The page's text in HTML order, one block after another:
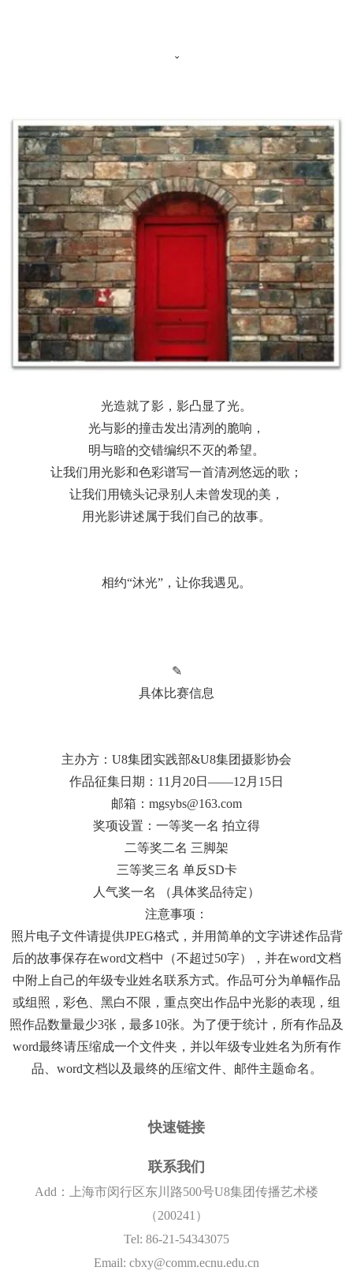
ˇ
光造就了影，影凸显了光。
光与影的撞击发出清冽的脆响，
明与暗的交错编织不灭的希望。
让我们用光影和色彩谱写一首清冽悠远的歌；
让我们用镜头记录别人未曾发现的美，
用光影讲述属于我们自己的故事。
相约“沐光”，让你我遇见。
✎
具体比赛信息
主办方：U8集团实践部&U8集团摄影协会
作品征集日期：11月20日——12月15日
邮箱：mgsybs@163.com
奖项设置：一等奖一名 拍立得
二等奖二名 三脚架
三等奖三名 单反SD卡
人气奖一名 （具体奖品待定）
注意事项：
照片电子文件请提供JPEG格式，并用简单的文字讲述作品背
后的故事保存在word文档中（不超过50字），并在word文档
中附上自己的年级专业姓名联系方式。作品可分为单幅作品
或组照，彩色、黑白不限，重点突出作品中光影的表现，组
照作品数量最少3张，最多10张。为了便于统计，所有作品及
word最终请压缩成一个文件夹，并以年级专业姓名为所有作
品、word文档以及最终的压缩文件、邮件主题命名。
快速链接
联系我们
Add：上海市闵行区东川路500号U8集团传播艺术楼
（200241）
Tel: 86-21-54343075
Email: cbxy@comm.ecnu.edu.cn